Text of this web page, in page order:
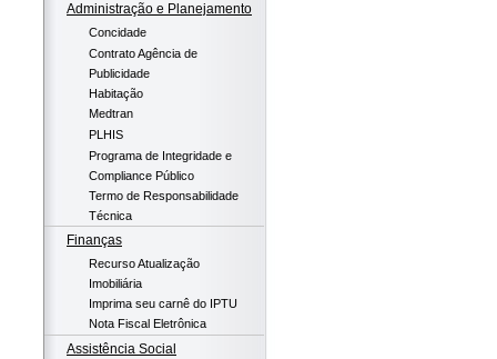
Administração e Planejamento
Concidade
Contrato Agência de
Publicidade
Habitação
Medtran
PLHIS
Programa de Integridade e
Compliance Público
Termo de Responsabilidade
Técnica
Finanças
Recurso Atualização
Imobiliária
Imprima seu carnê do IPTU
Nota Fiscal Eletrônica
Assistência Social